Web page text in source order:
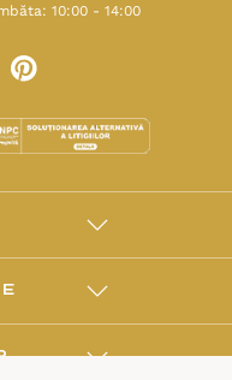
10:00 - 14:00